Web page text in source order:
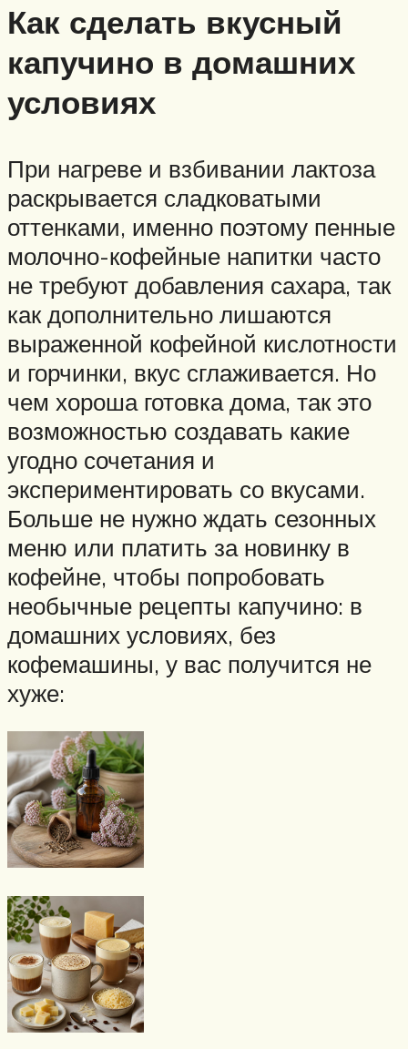
Как сделать вкусный
капучино в домашних
условиях
При нагреве и взбивании лактоза
раскрывается сладковатыми
оттенками, именно поэтому пенные
молочно-кофейные напитки часто
не требуют добавления сахара, так
как дополнительно лишаются
выраженной кофейной кислотности
и горчинки, вкус сглаживается. Но
чем хороша готовка дома, так это
возможностью создавать какие
угодно сочетания и
экспериментировать со вкусами.
Больше не нужно ждать сезонных
меню или платить за новинку в
кофейне, чтобы попробовать
необычные рецепты капучино: в
домашних условиях, без
кофемашины, у вас получится не
хуже: